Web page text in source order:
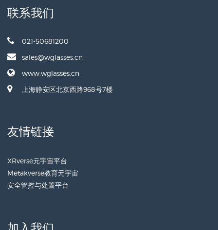
联系我们
021-50681200
sales@wglasses.cn
www.wglasses.cn
上海静安区北京西路968号7楼
友情链接
XRverse元宇宙平台
Metakverse教育元宇宙
安全管控与处置平台